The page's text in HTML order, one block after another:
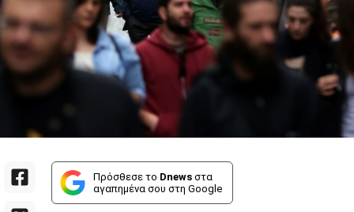
Πρόσθεσε το Dnews στα
αγαπημένα σου στη Google